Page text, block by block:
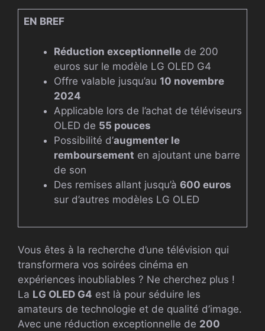
EN BREF
Réduction exceptionnellede 200
euros sur le modèle LG OLED G4
Offre valable jusqu’au 10 novembre
2024
Applicable lors de l’achat de téléviseurs
OLED de 55 pouces
Possibilité d’augmenter le
remboursement en ajoutant une barre
de son
Des remises allant jusqu’à 600 euros
sur d’autres modèles LG OLED
Vous êtes à la recherche d’une télévision qui
transformera vos soirées cinéma en
expériences inoubliables ? Ne cherchez plus !
La LG OLED G4 est là pour séduire les
amateurs de technologie et de qualité d’image.
Avec une réduction exceptionnelle de 200